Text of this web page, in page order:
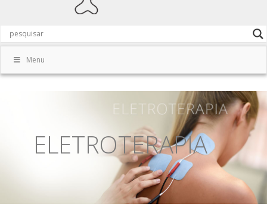
Menu
ELETROTERAPIA